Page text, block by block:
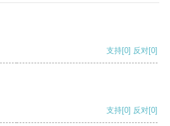
支持[0] 反对[0]
支持[0] 反对[0]